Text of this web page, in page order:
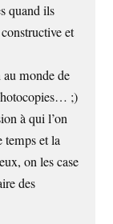
quand ils
et
monde de
;)
à qui l’on
temps et la
on les case
des